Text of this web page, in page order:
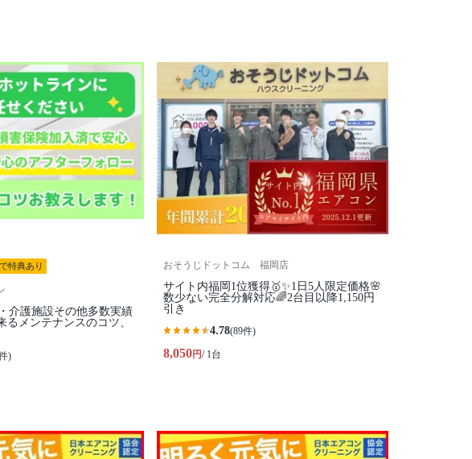
特典あり
介護施設その他多数実績
るメンテナンスのコツ、
)
おそうじドットコム 福岡店
サイト内福岡1位獲得🥇✨1日5人限定価格🌸
数少ない完全分解対応🌈2台目以降1,150円
引き
4.78(89件)
8,050円/ 1台